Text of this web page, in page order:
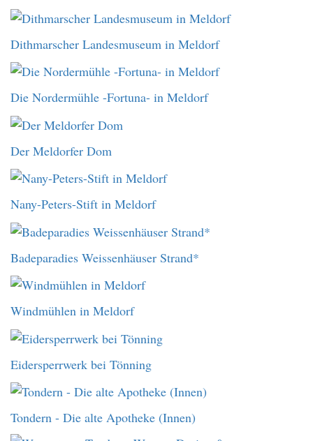
Dithmarscher Landesmuseum in Meldorf
Die Nordermühle -Fortuna- in Meldorf
Der Meldorfer Dom
Nany-Peters-Stift in Meldorf
Badeparadies Weissenhäuser Strand*
Windmühlen in Meldorf
Eidersperrwerk bei Tönning
Tondern - Die alte Apotheke (Innen)